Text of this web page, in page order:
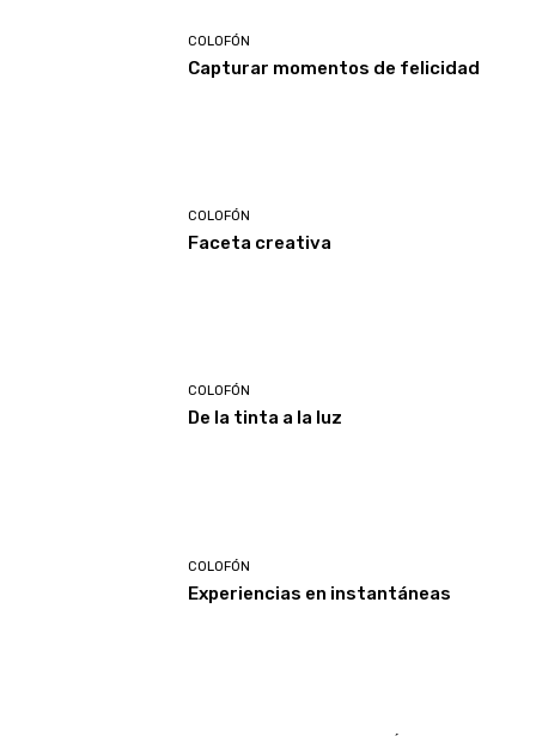
COLOFÓN
Capturar momentos de felicidad
COLOFÓN
Faceta creativa
COLOFÓN
De la tinta a la luz
COLOFÓN
Experiencias en instantáneas